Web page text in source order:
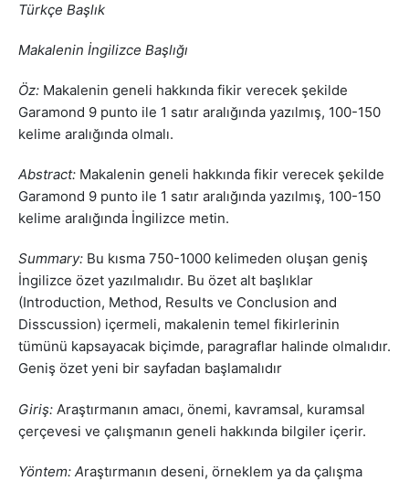
Türkçe Başlık
Makalenin İngilizce Başlığı
Öz:Makalenin geneli hakkında fikir verecek şekilde
Garamond 9 punto ile 1 satır aralığında yazılmış, 100-150
kelime aralığında olmalı.
Abstract:Makalenin geneli hakkında fikir verecek şekilde
Garamond 9 punto ile 1 satır aralığında yazılmış, 100-150
kelime aralığında İngilizce metin.
Summary:Bu kısma 750-1000 kelimeden oluşan geniş
İngilizce özet yazılmalıdır. Bu özet alt başlıklar
(Introduction, Method, Results ve Conclusion and
Disscussion) içermeli, makalenin temel fikirlerinin
tümünü kapsayacak biçimde, paragraflar halinde olmalıdır.
Geniş özet yeni bir sayfadan başlamalıdır
Giriş: Araştırmanın amacı, önemi, kavramsal, kuramsal
çerçevesi ve çalışmanın geneli hakkında bilgiler içerir.
Yöntem: Araştırmanın deseni, örneklem ya da çalışma